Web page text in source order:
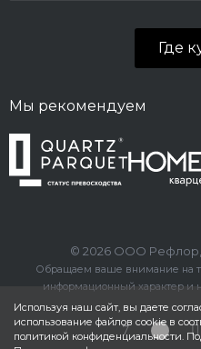
Где
Мы рекомендуем
© 2026 ООО
Обращаем ваше внимание на
информационный характер и
Используя наш сайт, вы даете
использование файлов cookie в
политикой конфиденциальности.